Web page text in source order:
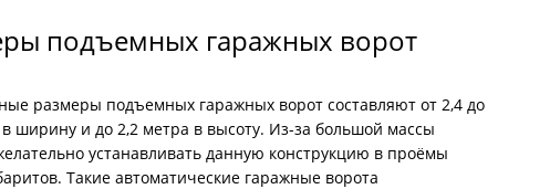
подъемных гаражных ворот
размеры подъемных гаражных ворот составляют от 2,4 до
ширину и до 2,2 метра в высоту. Из-за большой массы
устанавливать данную конструкцию в проёмы
Такие автоматические гаражные ворота